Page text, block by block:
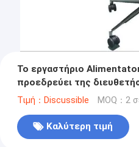
Το εργαστήριο
προεδρεύει της
ηλεκτρικού ρεύματος
Τιμή：Discussible MOQ：2
Καλύτερη τιμή